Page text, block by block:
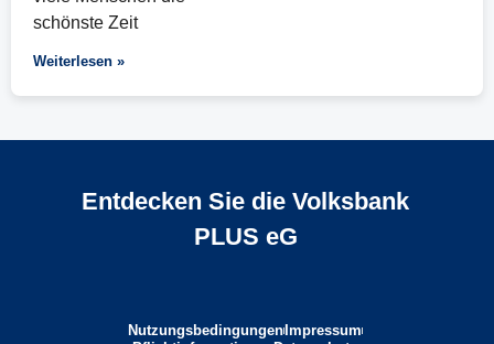
schönste Zeit
Weiterlesen »
Entdecken Sie die Volksbank
PLUS eG
Nutzungsbedingungen Impressum